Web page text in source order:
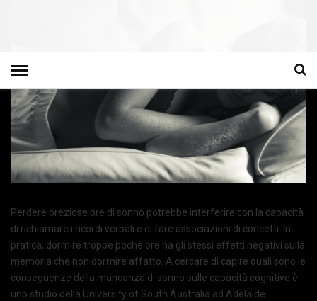
Perdere preziose ore di sonno potrebbe interferire con la capacità
di richiamare i ricordi verbali e di fare associazioni di concetti. In
pratica, dormire troppe poche ore ha gli stessi effetti negativi sulla
memoria che non dormire affatto. A cercare di capire quali sono le
conseguenze della mancanza di sonno sulle capacità cognitive è
uno studio della University of South Australia ad Adelaide